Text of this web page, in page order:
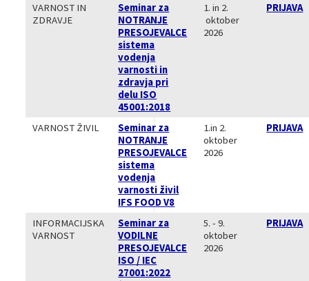
VARNOST IN
ZDRAVJE
Seminar za
NOTRANJE
PRESOJEVALCE
sistema
vodenja
varnosti in
zdravja pri
delu ISO
45001:2018
1. in 2.
oktober
2026
PRIJAVA
VARNOST ŽIVIL
Seminar za
NOTRANJE
PRESOJEVALCE
sistema
vodenja
varnosti živil
IFS FOOD V8
1.in 2.
oktober
2026
PRIJAVA
INFORMACIJSKA
VARNOST
Seminar za
VODILNE
PRESOJEVALCE
ISO / IEC
27001:2022
5. - 9.
oktober
2026
PRIJAVA